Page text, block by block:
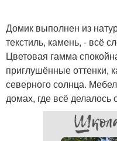
Домик выполнен из
текстиль, камень, - всё
Цветовая гамма
приглушённые оттенки,
северного солнца.
домах, где всё